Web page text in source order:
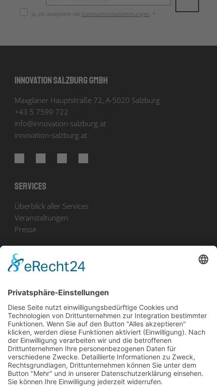
Ja, ich akzeptiere die Datenschutzbestimmungen. *
Innovation Salzburg GmbH
Maxglaner Hauptstraße 72, A-5020 Salzburg
+43 5 7599 722
info@innovation-salzburg.at
innovation-salzburg.at
Services
Überblick aller Services
Veranstaltungen
Presse
Bekanntmachungen
Zu uns
Unser Team
Arbeiten bei Innovation Salzburg
Anfahrt
Die Innovation Salzburg GmbH ist ein Unternehmen von